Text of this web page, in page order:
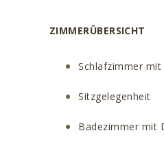
ZIMMERÜBERSICHT
Schlafzimmer
Sitzgelegenheit
Badezimmer mit